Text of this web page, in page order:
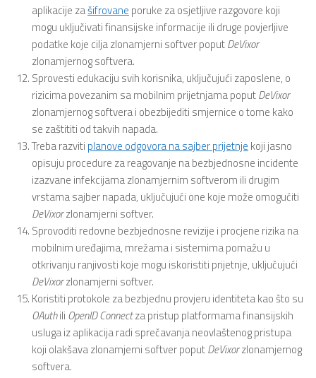
aplikacije zašifrovane poruke za osjetljive razgovore koji
mogu uključivati finansijske informacije ili druge povjerljive
podatke koje cilja zlonamjerni softver poputDeVixor
zlonamjernog softvera.
Sprovesti edukaciju svih korisnika, uključujući zaposlene, o
rizicima povezanim sa mobilnim prijetnjama poputDeVixor
zlonamjernog softvera i obezbijediti smjernice o tome kako
se zaštititi od takvih napada.
Treba razviti planove odgovora na sajber prijetnje koji jasno
opisuju procedure za reagovanje na bezbjednosne incidente
izazvane infekcijama zlonamjernim softverom ili drugim
vrstama sajber napada, uključujući one koje može omogućiti
DeVixorzlonamjerni softver.
Sprovoditi redovne bezbjednosne revizije i procjene rizika na
mobilnim uređajima, mrežama i sistemima pomažu u
otkrivanju ranjivosti koje mogu iskoristiti prijetnje, uključujući
DeVixorzlonamjerni softver.
Koristiti protokole za bezbjednu provjeru identiteta kao što su
OAuthili OpenIDConnectza pristup platformama finansijskih
usluga iz aplikacija radi sprečavanja neovlaštenog pristupa
koji olakšava zlonamjerni softver poputDeVixorzlonamjernog
softvera.